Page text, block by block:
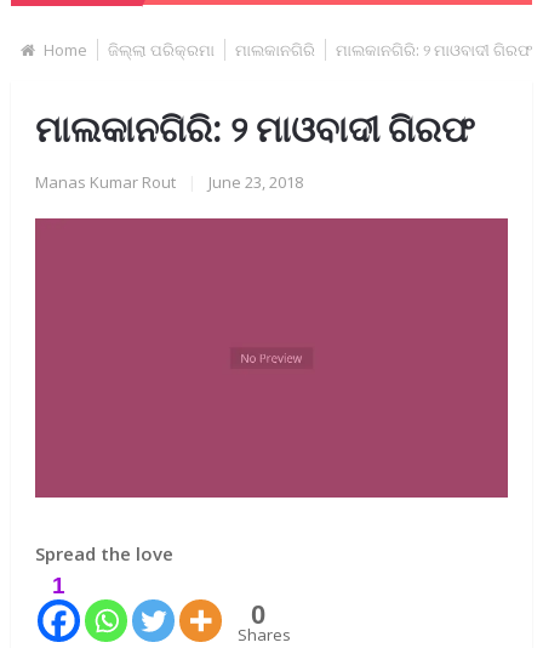
Home ଜିଲ୍ଲା ପରିକ୍ରମା ମାଲକାନଗିରି ମାଲକାନଗିରି: ୨ ମାଓବାଦୀ ଗିରଫ
ମାଲକାନଗିରି: ୨ ମାଓବାଦୀ ଗିରଫ
Manas Kumar Rout June 23, 2018
Spread the love
1
0
Shares